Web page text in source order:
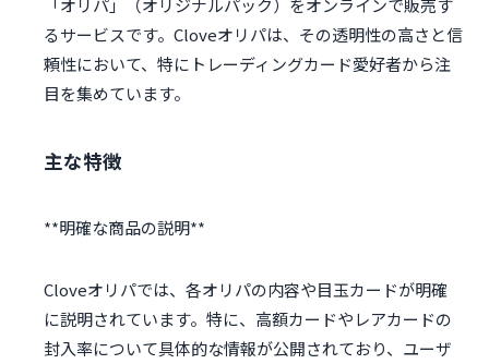
「オリパ」（オリジナルパック）をオンラインで販売す
るサービスです。Cloveオリパは、その透明性の高さと信
頼性において、特にトレーディングカード愛好者から注
目を集めています。
主な特徴
Cloveオリパでは、各オリパの内容や目玉カードが明確
に説明されています。特に、高額カードやレアカードの
封入率について具体的な情報が公開されており、ユーザ